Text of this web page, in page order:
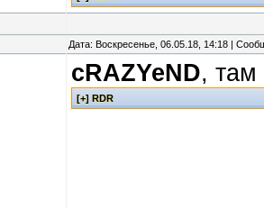
Дата: Воскресенье, 06.05.18, 14:18 |
cRAZYeND, там